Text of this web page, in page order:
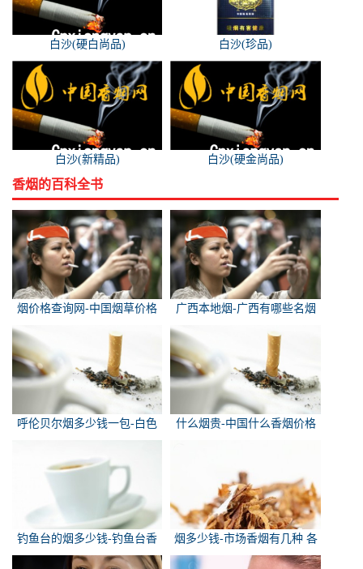
白沙(硬白尚品) 白沙(珍品)
白沙(新精品) 白沙(硬金尚品)
香烟的百科全书
烟价格查询网-中国烟草价格
广西本地烟-广西有哪些名烟
呼伦贝尔烟多少钱一包-白色
的呼伦贝尔香烟多少钱一包
什么烟贵-中国什么香烟价格
钓鱼台的烟多少钱-钓鱼台香
烟价格有哪几种规格？
烟多少钱-市场香烟有几种 各
多少钱一包